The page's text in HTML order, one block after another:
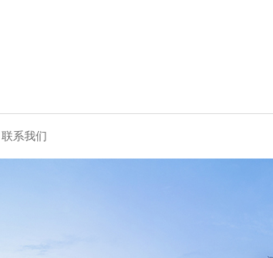
联系我们